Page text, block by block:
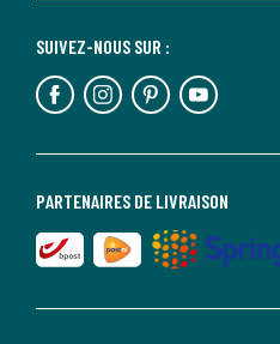
PARTENAIRES DE LIVRAISON
SUIVEZ-NOUS SUR :